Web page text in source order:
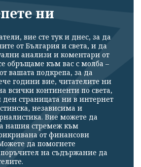
ни
вие сте тук и днес, за да
от България и света, и да
анализи и коментари от
обръщаме към вас с молба –
вашата подкрепа, за да
години вие, читателите ни
всички континенти по света,
ден страницата ни в интернет
независима и
Вие можете да
нашия стремеж към
от финансови
да помогнете
на съдържание да